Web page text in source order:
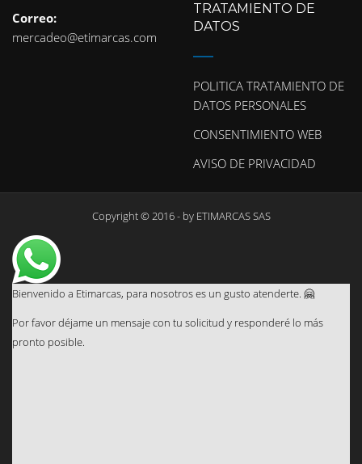
Correo:
mercadeo@etimarcas.com
TRATAMIENTO DE
DATOS
POLITICA TRATAMIENTO DE
DATOS PERSONALES
CONSENTIMIENTO WEB
AVISO DE PRIVACIDAD
Copyright © 2016 - by ETIMARCAS SAS
Bienvenido a Etimarcas, para nosotros es un gusto atenderte. 🤗
Por favor déjame un mensaje con tu solicitud y responderé lo más
pronto posible.